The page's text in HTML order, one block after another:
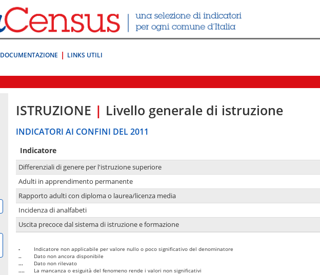
DOCUMENTAZIONE LINKS UTILI
ISTRUZIONE | Livello generale di istruzione
INDICATORI AI CONFINI DEL 2011
Indicatore
Differenziali di genere per l'istruzione superiore
Adulti in apprendimento permanente
Rapporto adulti con diploma o laurea/licenza media
Incidenza di analfabeti
Uscita precoce dal sistema di istruzione e formazione
-
Indicatore non applicabile per valore nullo o poco significativo del denominatore
..
Dato non ancora disponibile
...
Dato non rilevato
....
La mancanza o esiguità del fenomeno rende i valori non significativi